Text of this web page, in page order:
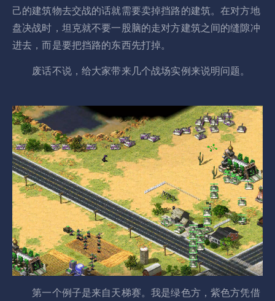
己的建筑物去交战的话就需要卖掉挡路的建筑。在对方地
盘决战时，坦克就不要一股脑的走对方建筑之间的缝隙冲
进去，而是要把挡路的东西先打掉。
废话不说，给大家带来几个战场实例来说明问题。
第一个例子是来自天梯赛。我是绿色方，紫色方凭借